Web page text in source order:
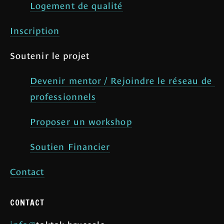
Logement de qualité
Inscription
Soutenir le projet
Devenir mentor / Rejoindre le réseau de
professionnels
Proposer un workshop
Soutien Financier
Contact
CONTACT